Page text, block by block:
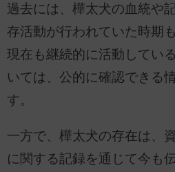
過去には、樺太犬の血統や
存活動が行われていた時期
現在も継続的に活動してい
いては、公的に確認できる
す。
一方で、樺太犬の存在は、
に関する記録を通じて今も